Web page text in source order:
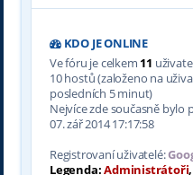
KDO JE ONLINE
Ve fóru je celkem 11
10 hostů (založeno na
posledních 5 minut)
Nejvíce zde současně bylo
07. zář 2014 17:17:58
Registrovaní uživatelé:
Legenda:Administrátoři,